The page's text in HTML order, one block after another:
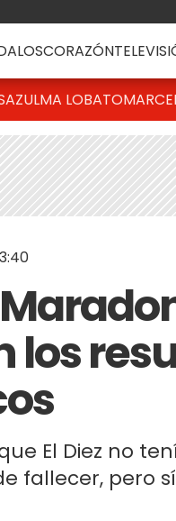
CORAZÓN
ZULMA LOBATO
los
El Diez no
fallecer, pero